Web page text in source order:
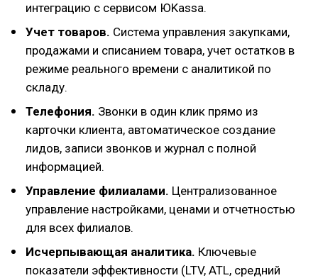
интеграцию с сервисом ЮKassa.
Учет товаров. Система управления закупками,
продажами и списанием товара, учет остатков в
режиме реального времени с аналитикой по
складу.
Телефония. Звонки в один клик прямо из
карточки клиента, автоматическое создание
лидов, записи звонков и журнал с полной
информацией.
Управление филиалами. Централизованное
управление настройками, ценами и отчетностью
для всех филиалов.
Исчерпывающая аналитика. Ключевые
показатели эффективности (LTV, ATL, средний